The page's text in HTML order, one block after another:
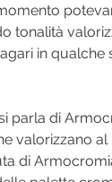
tonalità
in qualche
parla di
valorizzano
di